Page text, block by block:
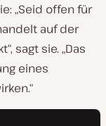
„Seid offen für
auf der
sagt sie. „Das
eines